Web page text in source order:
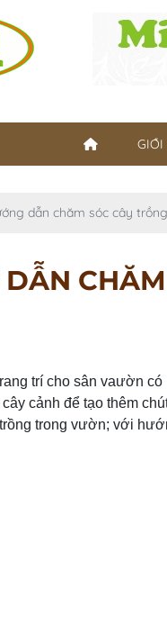
GIỚI
dẫn chăm sóc cây
trí cho sân vaườn
cảnh để tạo thêm
trong vườn; với